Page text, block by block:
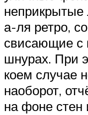
а-ля ретро,
свисающие с
шнурах. При
коем случае
наоборот,
на фоне стен